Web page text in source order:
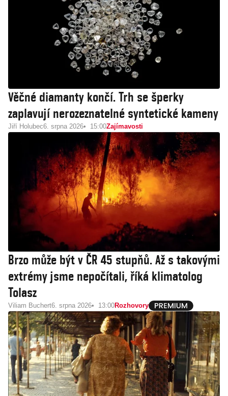
Věčné diamanty končí. Trh se šperky
zaplavují nerozeznatelné syntetické kameny
Jiří Holubec6. srpna 2026 15:00Zajímavosti
Brzo může být v ČR 45 stupňů. Až s takovými
extrémy jsme nepočítali, říká klimatolog
Tolasz
Viliam Buchert6. srpna 2026 13:00Rozhovory